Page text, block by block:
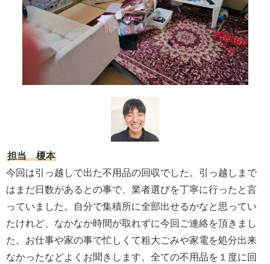
担当 榎本
今回は引っ越しで出た不用品の回収でした。引っ越しまで
はまだ日数があるとの事で、業者選びを丁寧に行ったと言
っていました。自分で集積所に全部出せるかなと思ってい
たけれど、なかなか時間が取れずに今回ご連絡を頂きまし
た。お仕事や家の事で忙しくて粗大ごみや家電を処分出来
なかったなどよくお聞きします。全ての不用品を１度に回